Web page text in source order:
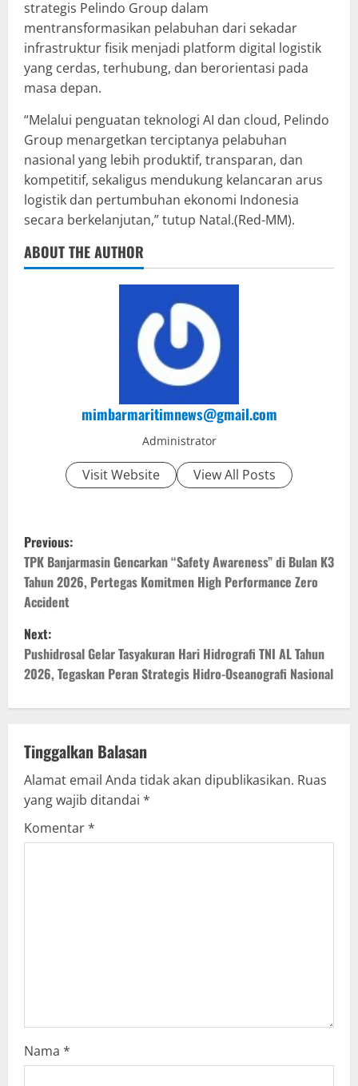
strategis Pelindo Group dalam
mentransformasikan pelabuhan dari sekadar
infrastruktur fisik menjadi platform digital logistik
yang cerdas, terhubung, dan berorientasi pada
masa depan.
“Melalui penguatan teknologi AI dan cloud, Pelindo
Group menargetkan terciptanya pelabuhan
nasional yang lebih produktif, transparan, dan
kompetitif, sekaligus mendukung kelancaran arus
logistik dan pertumbuhan ekonomi Indonesia
secara berkelanjutan,” tutup Natal.(Red-MM).
ABOUT THE AUTHOR
mimbarmaritimnews@gmail.com
Administrator
Visit Website View All Posts
P
o
s
t
n
a
v
i
g
a
Previous:
TPK Banjarmasin Gencarkan “Safety Awareness” di Bulan K3
Tahun 2026, Pertegas Komitmen High Performance Zero
Accident
Next:
Pushidrosal Gelar Tasyakuran Hari Hidrografi TNI AL Tahun
2026, Tegaskan Peran Strategis Hidro-Oseanografi Nasional
Tinggalkan Balasan
Alamat email Anda tidak akan dipublikasikan. Ruas
yang wajib ditandai *
Komentar*
Nama *